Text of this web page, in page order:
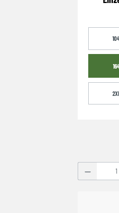
Produkt